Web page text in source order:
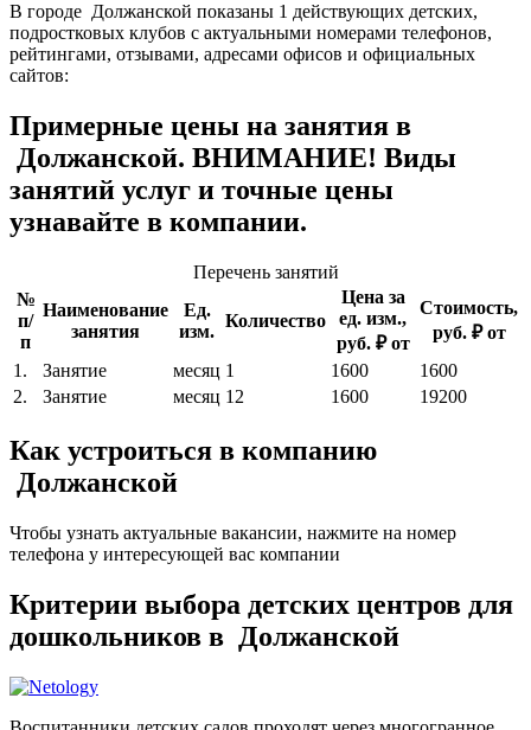
В городе Должанской показаны 1 действующих детских,
подростковых клубов с актуальными номерами телефонов,
рейтингами, отзывами, адресами офисов и официальных
сайтов:
Примерные цены на занятия в
Должанской. ВНИМАНИЕ! Виды
занятий услуг и точные цены
узнавайте в компании.
Перечень занятий
№
п/
п
Наименование
занятия
Ед.
изм.
Количество
Цена за
ед. изм.,
руб. ₽ от
Стоимость,
руб. ₽ от
1.
Занятие месяц 1 1600
1600
2.
Занятие месяц 12 1600 19200
Как устроиться в компанию
Должанской
Чтобы узнать актуальные вакансии, нажмите на номер
телефона у интересующей вас компании
Критерии выбора детских центров для
дошкольников в Должанской